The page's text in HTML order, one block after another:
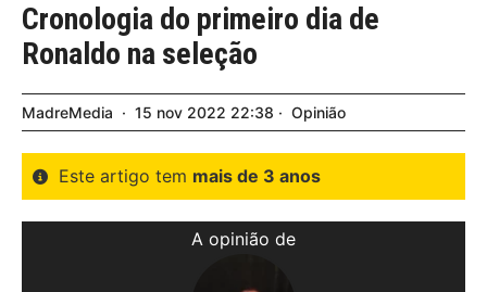
Cronologia do primeiro dia de
Ronaldo na seleção
MadreMedia 15 nov 2022 22:38 Opinião
Este artigo tem mais de 3 anos
A opinião de